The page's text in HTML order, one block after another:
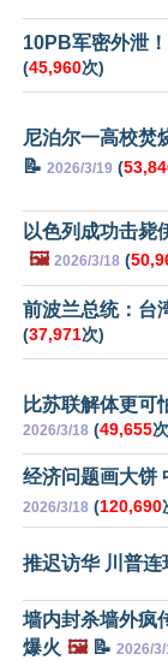
10PB军密外泄
(45,960次)
尼泊尔一高校焚
📝 2026/3/19 (
以色列成功击毙
🖼️ 2026/3/18 (
前波兰总统：台
(37,971次)
比苏联解体更可
2026/3/18 (49,655
经济问题画大饼
2026/3/18 (120,690
推迟访华 川普连
墙内封杀墙外疯
爆火 🖼️📝 2026/3/